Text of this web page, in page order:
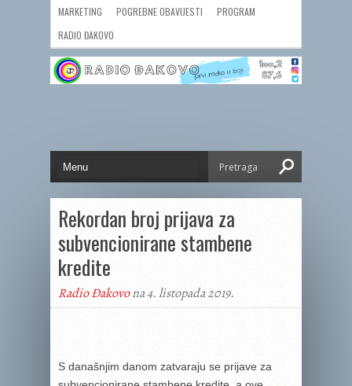
MARKETING POGREBNE OBAVIJESTI
PROGRAM
RADIO ĐAKOVO
Rekordan broj prijava za
subvencionirane stambene
kredite
Radio Đakovona 4. listopada 2019.
S današnjim danom zatvaraju se prijave za